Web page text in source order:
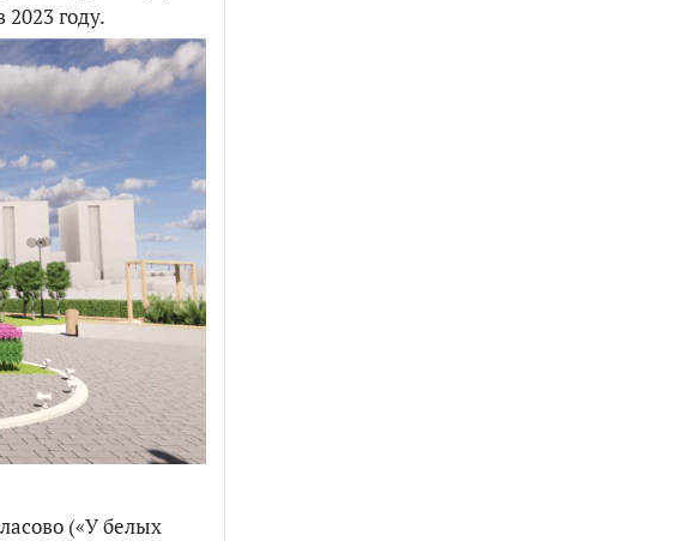
году.
(«У белых